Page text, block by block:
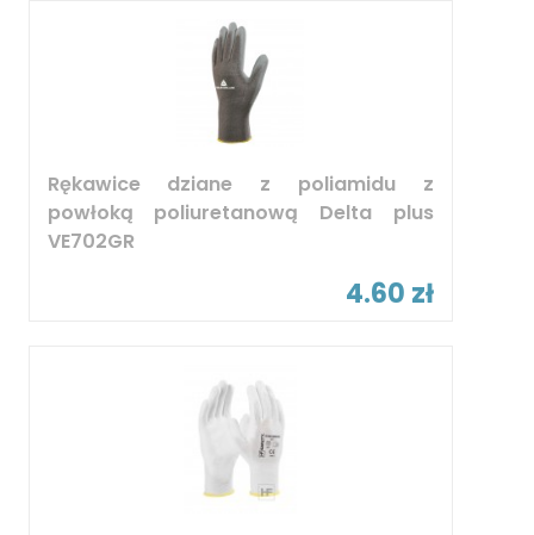
Rękawice dziane z poliamidu z
powłoką poliuretanową Delta plus
VE702GR
4.60 zł